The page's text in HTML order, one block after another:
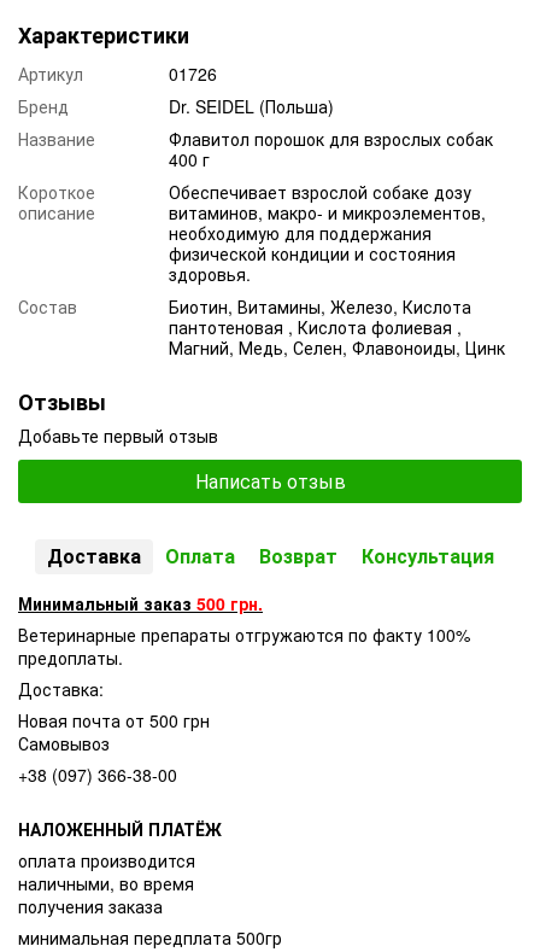
Характеристики
Артикул
01726
Бренд
Dr. SEIDEL (Польша)
Название
Флавитол порошок для взрослых собак
400 г
Короткое
описание
Обеспечивает взрослой собаке дозу
витаминов, макро- и микроэлементов,
необходимую для поддержания
физической кондиции и состояния
здоровья.
Состав
Биотин, Витамины, Железо, Кислота
пантотеновая , Кислота фолиевая ,
Магний, Медь, Селен, Флавоноиды, Цинк
Отзывы
Добавьте первый отзыв
Написать отзыв
Доставка Оплата Возврат Консультация
Минимальный заказ 500 грн.
Ветеринарные препараты отгружаются по факту 100%
предоплаты.
Доставка:
Новая почта от 500 грн
Самовывоз
+38 (097) 366-38-00
НАЛОЖЕННЫЙ ПЛАТЁЖ
оплата производится
наличными, во время
получения заказа
минимальная передплата 500гр